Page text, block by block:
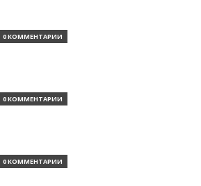
0 КОММЕНТАРИИ
0 КОММЕНТАРИИ
0 КОММЕНТАРИИ